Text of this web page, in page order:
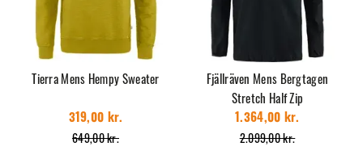
Tierra Mens Hempy Sweater
649,00 kr.
319,00 kr.
Fjällräven Mens Bergtagen
Stretch Half Zip
2.099,00 kr.
1.364,00 kr.